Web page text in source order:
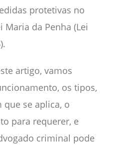
protetivas no
Maria da Penha (Lei
artigo, vamos
os tipos,
que se aplica, o
para requerer, e
criminal pode